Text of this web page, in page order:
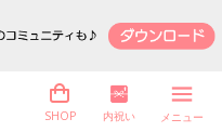
SHOP 内祝い メニュー